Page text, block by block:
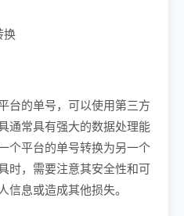
换
台的单号，可以使用第三方
通常具有强大的数据处理能
个平台的单号转换为另一个
时，需要注意其安全性和可
信息或造成其他损失。